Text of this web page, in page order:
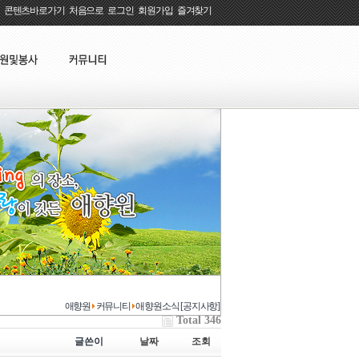
콘텐츠바로가기:처음으로:로그인:회원가입:즐겨찾기
애향원 커뮤니티 애향원소식 [공지사항]
Total 346
글쓴이 날짜 조회